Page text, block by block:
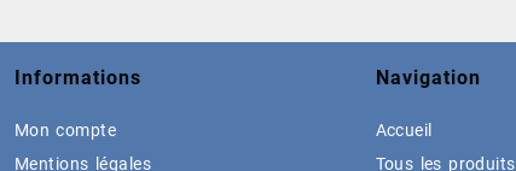
Informations
Mon compte
Mentions légales
Navigation
Accueil
Tous les produits